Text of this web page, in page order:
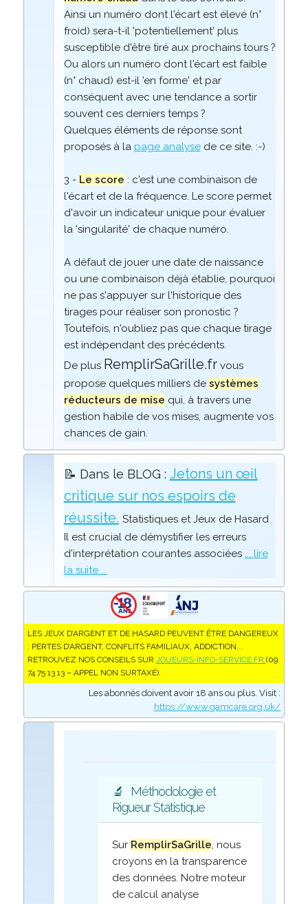
Ainsi un numéro dont l'écart est élevé (n°
froid) sera-t-il 'potentiellement' plus
susceptible d'être tiré aux prochains tours ?
Ou alors un numéro dont l'écart est faible
(n° chaud) est-il 'en forme' et par
conséquent avec une tendance a sortir
souvent ces derniers temps ?
Quelques éléments de réponse sont
proposés à la page analysede ce site. :-)
3 - Le score : c'est une combinaison de
l'écart et de la fréquence. Le score permet
d'avoir un indicateur unique pour évaluer
la 'singularité' de chaque numéro.
A défaut de jouer une date de naissance
ou une combinaison déjà établie, pourquoi
ne pas s'appuyer sur l'historique des
tirages pour réaliser son pronostic ?
Toutefois, n'oubliez pas que chaque tirage
est indépendant des précédents.
De plus RemplirSaGrille.frvous
propose quelques milliers de systèmes
réducteurs de mise qui, à travers une
gestion habile de vos mises, augmente vos
chances de gain.
📝 Dans le BLOG : Jetons un œil
critique sur nos espoirs de
réussite. Statistiques et Jeux de Hasard
Il est crucial de démystifier les erreurs
d'interprétation courantes associées ... lire
la suite ...
LES JEUX D’ARGENT ET DE HASARD PEUVENT ÊTRE DANGEREUX
: PERTES D’ARGENT, CONFLITS FAMILIAUX, ADDICTION...
RETROUVEZ NOS CONSEILS SUR JOUEURS-INFO-SERVICE.FR (09
74 75 13 13 – APPEL NON SURTAXÉ).
Les abonnés doivent avoir 18 ans ou plus. Visit :
https://www.gamcare.org.uk/
🔬
Méthodologie et
Rigueur Statistique
Sur RemplirSaGrille, nous
croyons en la transparence
des données. Notre moteur
de calcul analyse